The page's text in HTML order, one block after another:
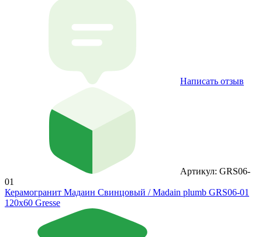
Написать отзыв
Артикул: GRS06-
01
Керамогранит Мадаин Свинцовый / Madain plumb GRS06-01
120х60 Gresse